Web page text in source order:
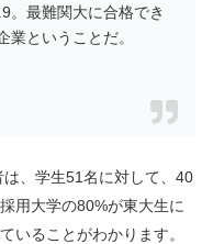
。最難関大に合格でき
業ということだ。
、学生51名に対して、40
用大学の80%が東大生に
いることがわかります。